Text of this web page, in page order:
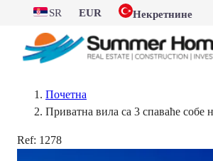
SR EUR Некретнине
Почетна
Приватна вила са 3 спаваће
Ref: 1278